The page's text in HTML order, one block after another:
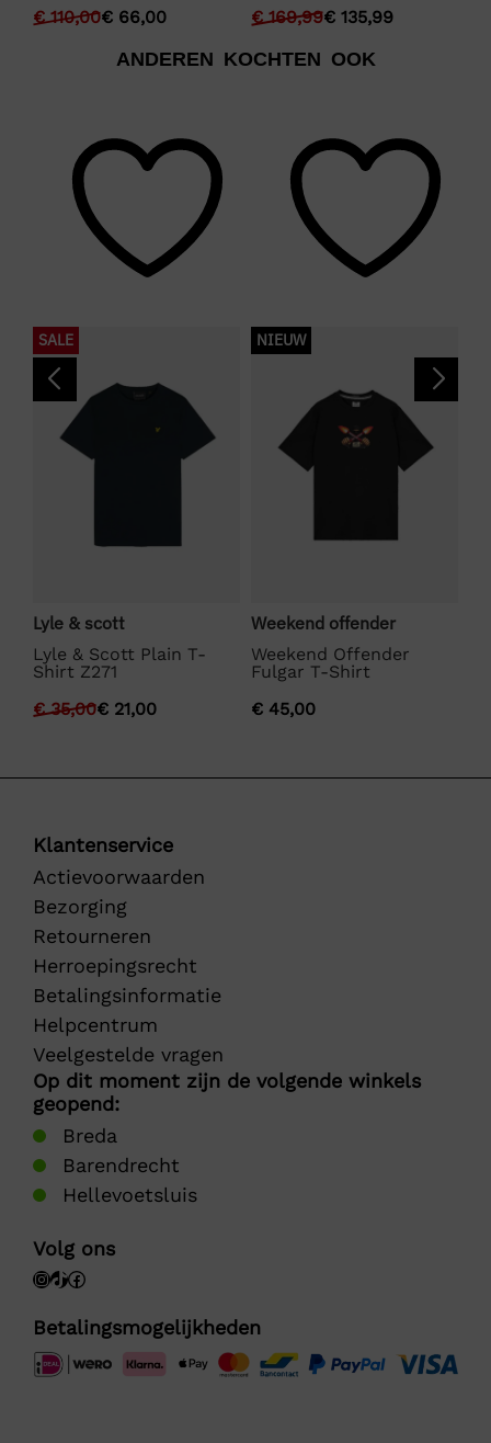
€110,00€ 66,00
€169,99€ 135,99
ANDEREN KOCHTEN OOK
SALE
Lyle & scott
Lyle & Scott Plain T-
Shirt Z271
€35,00€ 21,00
NIEUW
Weekend offender
Weekend Offender
Fulgar T-Shirt
€ 45,00
Klantenservice
Actievoorwaarden
Bezorging
Retourneren
Herroepingsrecht
Betalingsinformatie
Helpcentrum
Veelgestelde vragen
Op dit moment zijn de volgende winkels
geopend:
Breda
Barendrecht
Hellevoetsluis
Volg ons
Betalingsmogelijkheden